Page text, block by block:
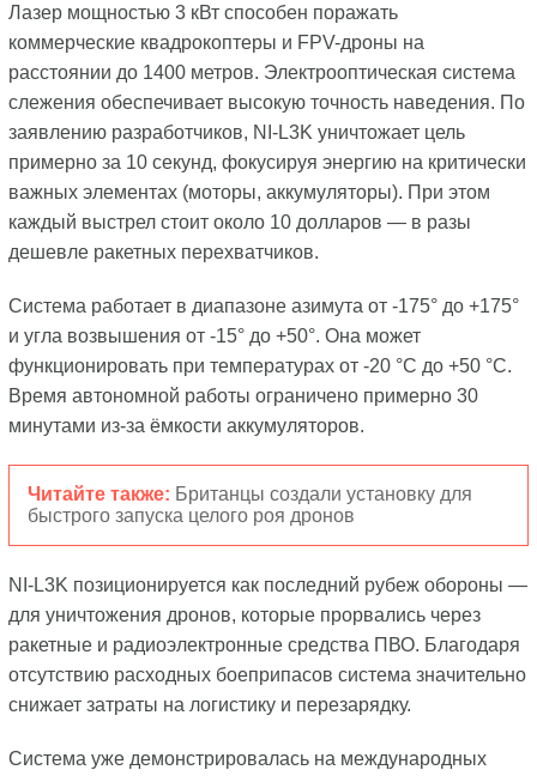
Лазер мощностью 3 кВт способен поражать
коммерческие квадрокоптеры и FPV-дроны на
расстоянии до 1400 метров. Электрооптическая система
слежения обеспечивает высокую точность наведения. По
заявлению разработчиков, NI-L3K уничтожает цель
примерно за 10 секунд, фокусируя энергию на критически
важных элементах (моторы, аккумуляторы). При этом
каждый выстрел стоит около 10 долларов — в разы
дешевле ракетных перехватчиков.
Система работает в диапазоне азимута от -175° до +175°
и угла возвышения от -15° до +50°. Она может
функционировать при температурах от -20 °C до +50 °C.
Время автономной работы ограничено примерно 30
минутами из-за ёмкости аккумуляторов.
Читайте также: Британцы создали установку для
быстрого запуска целого роя дронов
NI-L3K позиционируется как последний рубеж обороны —
для уничтожения дронов, которые прорвались через
ракетные и радиоэлектронные средства ПВО. Благодаря
отсутствию расходных боеприпасов система значительно
снижает затраты на логистику и перезарядку.
Система уже демонстрировалась на международных